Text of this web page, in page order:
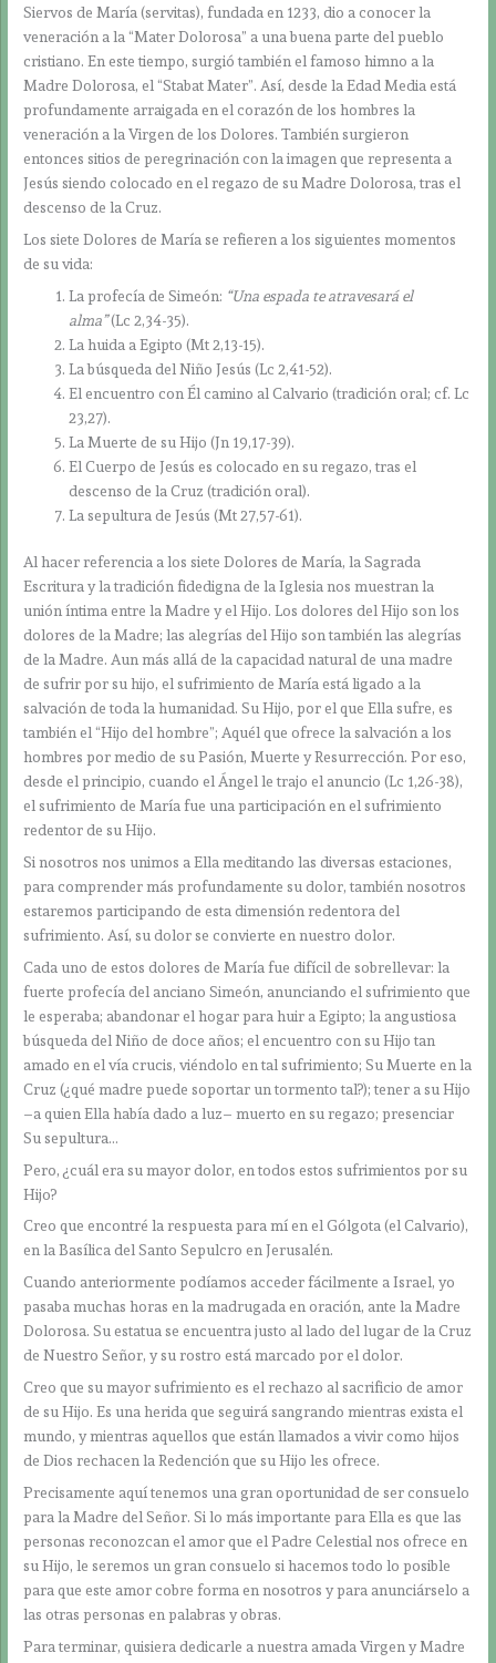
Siervos de María (servitas), fundada en 1233, dio a conocer la
veneración a la “Mater Dolorosa” a una buena parte del pueblo
cristiano. En este tiempo, surgió también el famoso himno a la
Madre Dolorosa, el “Stabat Mater”. Así, desde la Edad Media está
profundamente arraigada en el corazón de los hombres la
veneración a la Virgen de los Dolores. También surgieron
entonces sitios de peregrinación con la imagen que representa a
Jesús siendo colocado en el regazo de su Madre Dolorosa, tras el
descenso de la Cruz.
Los siete Dolores de María se refieren a los siguientes momentos
de su vida:
La profecía de Simeón: “Una espada te atravesará el
alma”(Lc 2,34-35).
La huida a Egipto (Mt 2,13-15).
La búsqueda del Niño Jesús (Lc 2,41-52).
El encuentro con Él camino al Calvario (tradición oral; cf. Lc
23,27).
La Muerte de su Hijo (Jn 19,17-39).
El Cuerpo de Jesús es colocado en su regazo, tras el
descenso de la Cruz (tradición oral).
La sepultura de Jesús (Mt 27,57-61).
Al hacer referencia a los siete Dolores de María, la Sagrada
Escritura y la tradición fidedigna de la Iglesia nos muestran la
unión íntima entre la Madre y el Hijo. Los dolores del Hijo son los
dolores de la Madre; las alegrías del Hijo son también las alegrías
de la Madre. Aun más allá de la capacidad natural de una madre
de sufrir por su hijo, el sufrimiento de María está ligado a la
salvación de toda la humanidad. Su Hijo, por el que Ella sufre, es
también el “Hijo del hombre”; Aquél que ofrece la salvación a los
hombres por medio de su Pasión, Muerte y Resurrección. Por eso,
desde el principio, cuando el Ángel le trajo el anuncio (Lc 1,26-38),
el sufrimiento de María fue una participación en el sufrimiento
redentor de su Hijo.
Si nosotros nos unimos a Ella meditando las diversas estaciones,
para comprender más profundamente su dolor, también nosotros
estaremos participando de esta dimensión redentora del
sufrimiento. Así, su dolor se convierte en nuestro dolor.
Cada uno de estos dolores de María fue difícil de sobrellevar: la
fuerte profecía del anciano Simeón, anunciando el sufrimiento que
le esperaba; abandonar el hogar para huir a Egipto; la angustiosa
búsqueda del Niño de doce años; el encuentro con su Hijo tan
amado en el vía crucis, viéndolo en tal sufrimiento; Su Muerte en la
Cruz (¿qué madre puede soportar un tormento tal?); tener a su Hijo
–a quien Ella había dado a luz– muerto en su regazo; presenciar
Su sepultura…
Pero, ¿cuál era su mayor dolor, en todos estos sufrimientos por su
Hijo?
Creo que encontré la respuesta para mí en el Gólgota (el Calvario),
en la Basílica del Santo Sepulcro en Jerusalén.
Cuando anteriormente podíamos acceder fácilmente a Israel, yo
pasaba muchas horas en la madrugada en oración, ante la Madre
Dolorosa. Su estatua se encuentra justo al lado del lugar de la Cruz
de Nuestro Señor, y su rostro está marcado por el dolor.
Creo que su mayor sufrimiento es el rechazo al sacrificio de amor
de su Hijo. Es una herida que seguirá sangrando mientras exista el
mundo, y mientras aquellos que están llamados a vivir como hijos
de Dios rechacen la Redención que su Hijo les ofrece.
Precisamente aquí tenemos una gran oportunidad de ser consuelo
para la Madre del Señor. Si lo más importante para Ella es que las
personas reconozcan el amor que el Padre Celestial nos ofrece en
su Hijo, le seremos un gran consuelo si hacemos todo lo posible
para que este amor cobre forma en nosotros y para anunciárselo a
las otras personas en palabras y obras.
Para terminar, quisiera dedicarle a nuestra amada Virgen y Madre